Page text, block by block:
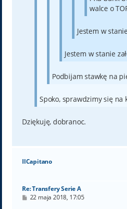
walce o
Jestem w
Jestem w stanie
Podbijam stawkę na
Spoko, sprawdzimy się na
Dziękuję, dobranoc.
IlCapitano
Re: Transfery Serie A
P22 maja 2018, 17:05